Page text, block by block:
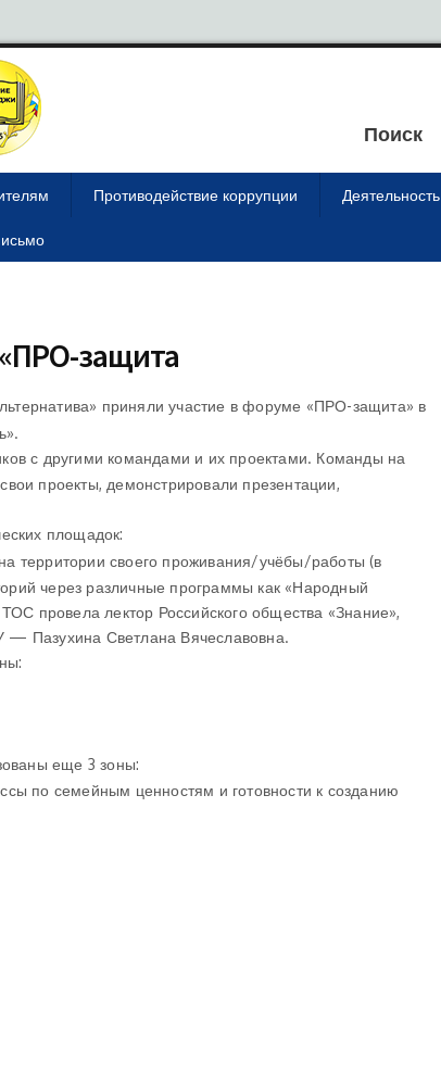
Поиск
Противодействие коррупции Деятельность
защита
приняли участие в форуме «ПРО-защита» в
с другими командами и их проектами. Команды на
проекты, демонстрировали презентации,
площадок:
территории своего проживания/учёбы/работы (в
через различные программы как «Народный
провела лектор Российского общества «Знание»,
— Пазухина Светлана Вячеславовна.
еще 3 зоны:
по семейным ценностям и готовности к созданию